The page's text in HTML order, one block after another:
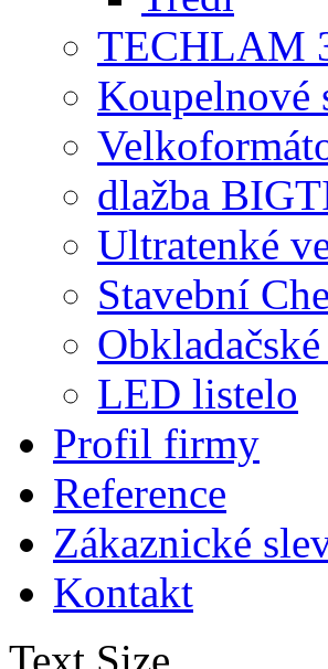
TECHLAM
Koupelnové
dlažba
Ultratenké
Stavební
LED listelo
Profil firmy
Reference
Zákaznické
Kontakt